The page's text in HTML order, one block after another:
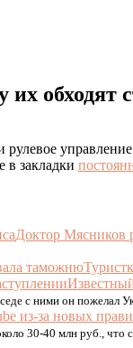
обходят
в закладки
Доктор Мясников
с ними он пожелал
30-40 млн руб., что